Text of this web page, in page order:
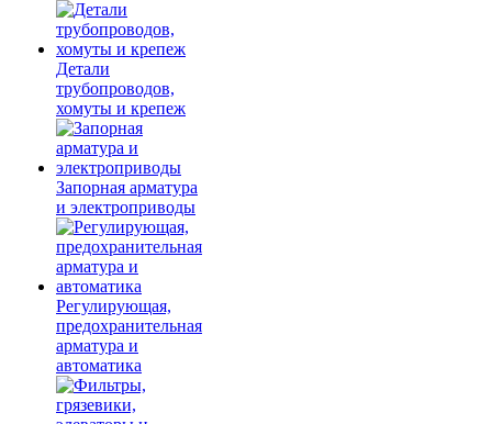
Детали
трубопроводов,
хомуты и крепеж
Запорная арматура
и электроприводы
Регулирующая,
предохранительная
арматура и
автоматика